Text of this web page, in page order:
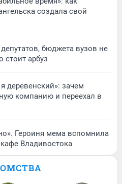
создала свой
бюджета вузов не
стоит арбуз
деревенский»: зачем
компанию и переехал в
Героиня мема вспомнила
Владивостока